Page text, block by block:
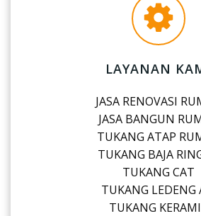
LAYANAN
JASA RENOVASI
JASA BANGUN
TUKANG ATAP
TUKANG BAJA
TUKANG CAT
TUKANG LEDENG
TUKANG